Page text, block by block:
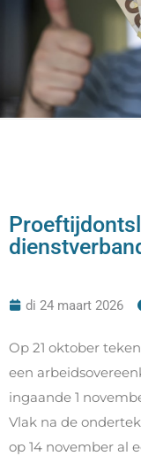
di 24 maart 2026
Op 21 oktober
een
ingaande 1
Vlak na de
op 14 november al